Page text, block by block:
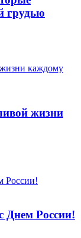
грудью
жизни
Днем России!